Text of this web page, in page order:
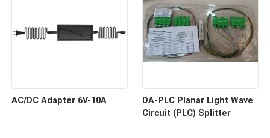
AC/DC Adapter 6V-10A
DA-PLC Planar Light Wave
Circuit (PLC) Splitter